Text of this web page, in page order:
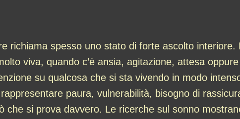
richiama spesso uno stato di forte ascolto
viva, quando c’è ansia, agitazione, attesa
su qualcosa che si sta vivendo in modo
paura, vulnerabilità, bisogno di
che si prova davvero. Le ricerche sul sonno